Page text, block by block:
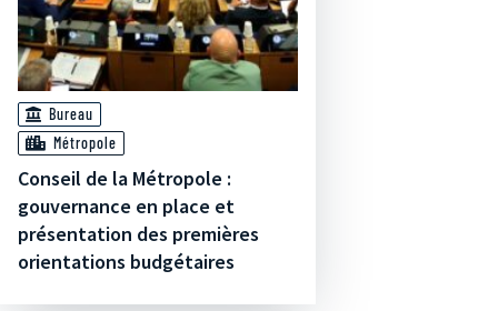
Bureau
Métropole
Conseil de la Métropole :
gouvernance en place et
présentation des premières
orientations budgétaires